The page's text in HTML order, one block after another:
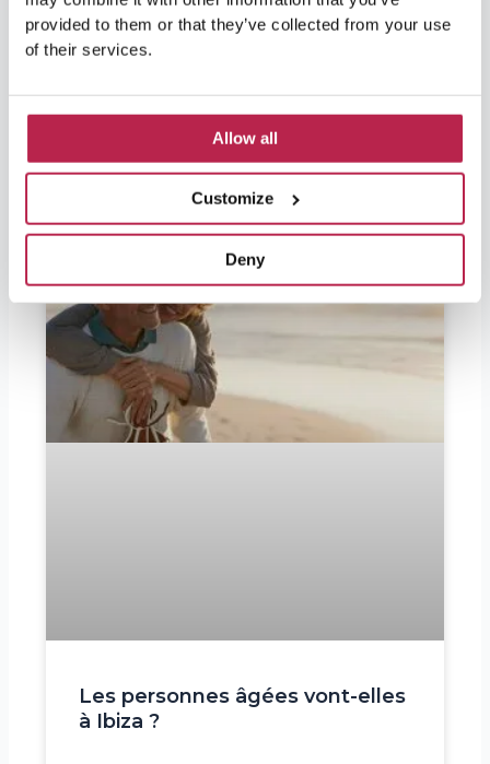
provided to them or that they’ve collected from your use
of their services.
Allow all
Customize
Deny
demandent s’ils doivent apporter des euros, la
réponse est : oui. Ibiza fait partie de l’Espagne
et donc de l’Union européenne.
Les personnes âgées vont-elles
à Ibiza ?